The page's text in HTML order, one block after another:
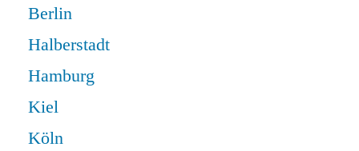
Berlin
Halberstadt
Hamburg
Kiel
Köln